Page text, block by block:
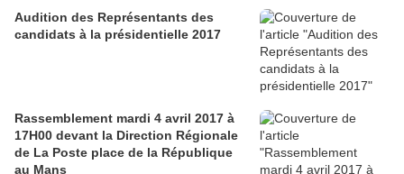
Audition des Représentants des
candidats à la présidentielle 2017
Rassemblement mardi 4 avril 2017 à
17H00 devant la Direction Régionale
de La Poste place de la République
au Mans